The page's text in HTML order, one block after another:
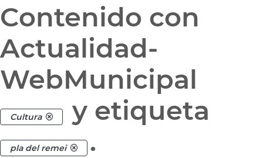
Contenido con
Actualidad-
WebMunicipal
Cultura y etiqueta
pla del remei .